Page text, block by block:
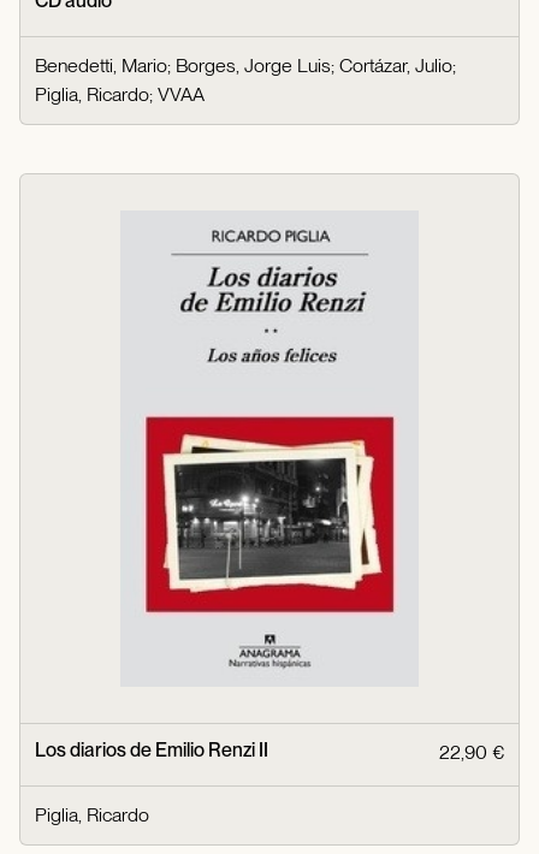
Benedetti, Mario; Borges, Jorge Luis; Cortázar, Julio;
Piglia, Ricardo; VVAA
Los diarios de Emilio Renzi II 22,90 €
Piglia, Ricardo